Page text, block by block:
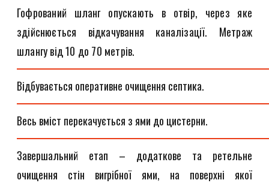
Гофрований шланг опускають в отвір, через яке
здійснюється відкачування каналізації. Метраж
шлангу від 10 до 70 метрів.
Відбувається оперативне очищення септика.
Весь вміст перекачується з ями до цистерни.
Завершальний етап – додаткове та ретельне
очищення стін вигрібної ями, на поверхні якої